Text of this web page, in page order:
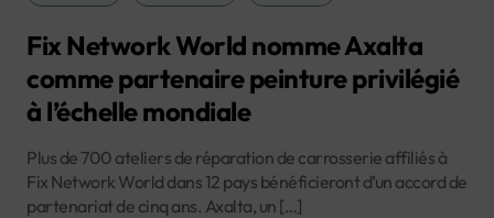
Fix Network World nomme Axalta
comme partenaire peinture privilégié
à l’échelle mondiale
Plus de 700 ateliers de réparation de carrosserie affiliés à
Fix Network World dans 12 pays bénéficieront d’un accord de
partenariat de cinq ans. Axalta, un […]